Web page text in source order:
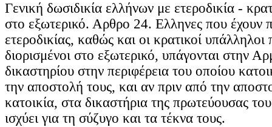
Γενική δωσιδικία ελλήνων με ετεροδικία -
στο εξωτερικό. Αρθρο 24. Ελληνες που έχουν
ετεροδικίας, καθώς και οι κρατικοί υπάλληλοι
διορισμένοι στο εξωτερικό, υπάγονται στην
δικαστηρίου στην περιφέρεια του οποίου
την αποστολή τους, και αν πριν από την
κατοικία, στα δικαστήρια της πρωτεύουσας
ισχύει για τη σύζυγο και τα τέκνα τους.